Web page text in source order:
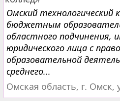
Омский технологический
бюджетным
областного подчинения,
юридического лица с
образовательной
среднего...
Омская область, г. Омск,